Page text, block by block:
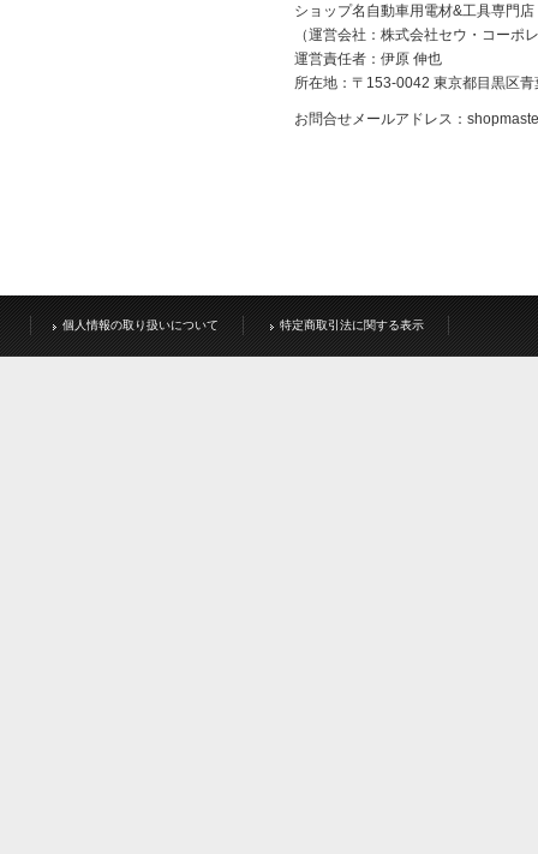
ショップ名自動車用電材&工具専門
（運営会社：株式会社セウ・コー
運営責任者：伊原 伸也
所在地：〒153-0042 東京都目黒区
お問合せメールアドレス：
個人情報の取り扱いについて 特定商取引法に関する表示